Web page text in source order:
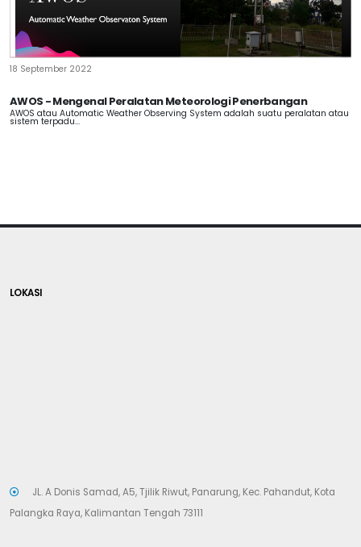
18 September 2022
AWOS - Mengenal Peralatan Meteorologi Penerbangan
AWOS atau Automatic Weather Observing System adalah suatu peralatan atau
sistem terpadu...
LOKASI
JL. A Donis Samad, A5, Tjilik Riwut, Panarung, Kec. Pahandut, Kota
Palangka Raya, Kalimantan Tengah 73111